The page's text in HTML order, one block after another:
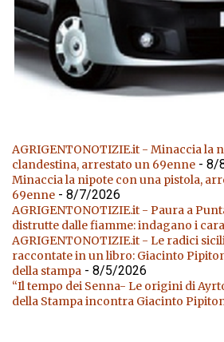
AGRIGENTONOTIZIE.it - Minaccia la
clandestina, arrestato un 69enne - 8/
Minaccia la nipote con una pistola,
69enne - 8/7/2026
AGRIGENTONOTIZIE.it - Paura a
distrutte dalle fiamme: indagano i
AGRIGENTONOTIZIE.it - Le radici
raccontate in un libro: Giacinto
della stampa - 8/5/2026
“Il tempo dei Senna- Le origini di
della Stampa incontra Giacinto